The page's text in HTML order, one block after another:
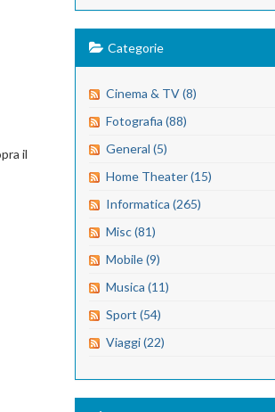
il
Categorie
Cinema & TV (8)
Fotografia (88)
General (5)
Home Theater (15)
Informatica (265)
Misc (81)
Mobile (9)
Musica (11)
Sport (54)
Viaggi (22)